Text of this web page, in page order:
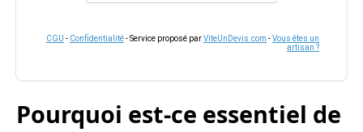
CGU - Confidentialité- Service proposé parViteUnDevis.com -Vous êtes un
artisan ?
Pourquoi est-ce essentiel de